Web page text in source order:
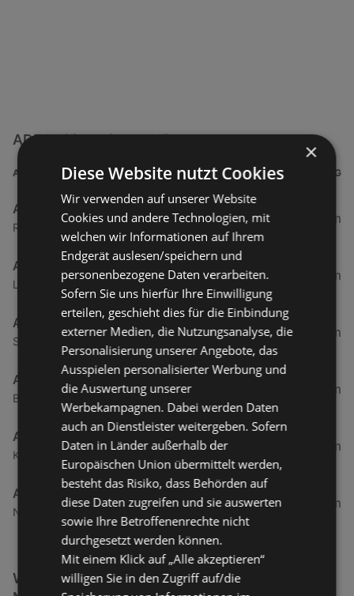
ADEG Filialen in der Nähe
ADRESSE ENTFERNUNG
ADEG
Rheinstraße 1, 6974 Gaissau
0,5 km
ADEG
Landstraße 50, 6973 Hoechst
2,69 km
ADEG
Schendlingerstraße 32a, 6900 Bregenz
9,73 km
ADEG
Bundesstraße 103 a, 6923 Lauterach
9,94 km
ADEG
Kellhofstraße 8, 6922 Wolfurt
11,67 km
ADEG
Neue Landstraße 23, 6841 Maeder
13,31 km
Weitere Getränke & Lebensmittel Filialen in der
×
Diese Website nutzt Cookies
Wir verwenden auf unserer Website
Cookies und andere Technologien, mit
welchen wir Informationen auf Ihrem
Endgerät auslesen/speichern und
personenbezogene Daten verarbeiten.
Sofern Sie uns hierfür Ihre Einwilligung
erteilen, geschieht dies für die Einbindung
externer Medien, die Nutzungsanalyse, die
Personalisierung unserer Angebote, das
Ausspielen personalisierter Werbung und
die Auswertung unserer
Werbekampagnen. Dabei werden Daten
auch an Dienstleister weitergeben. Sofern
Daten in Länder außerhalb der
Europäischen Union übermittelt werden,
besteht das Risiko, dass Behörden auf
diese Daten zugreifen und sie auswerten
sowie Ihre Betroffenenrechte nicht
durchgesetzt werden können.
Mit einem Klick auf „Alle akzeptieren“
willigen Sie in den Zugriff auf/die